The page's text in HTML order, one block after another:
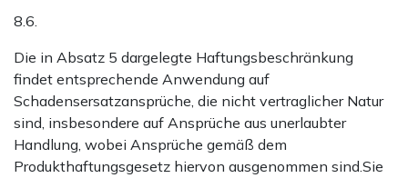
8.6.
Die in Absatz 5 dargelegte Haftungsbeschränkung
findet entsprechende Anwendung auf
Schadensersatzansprüche, die nicht vertraglicher Natur
sind, insbesondere auf Ansprüche aus unerlaubter
Handlung, wobei Ansprüche gemäß dem
Produkthaftungsgesetz hiervon ausgenommen sind.Sie